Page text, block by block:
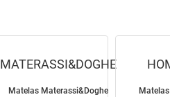
MATERASSI&DOGHE
Matelas Materassi&Doghe